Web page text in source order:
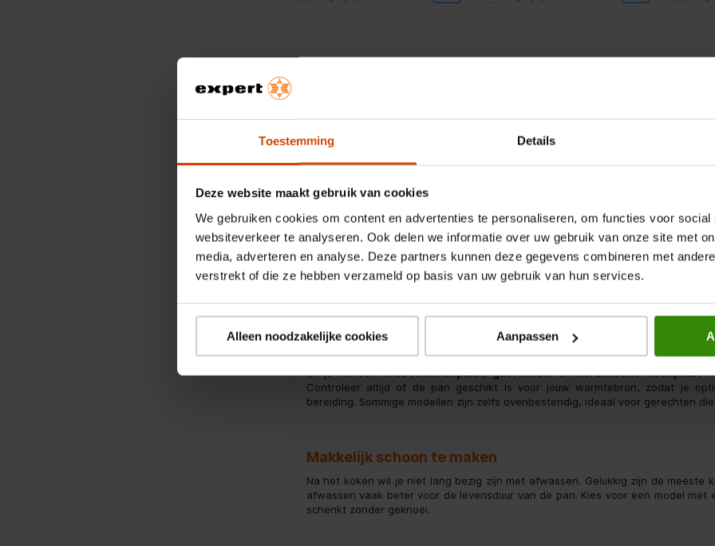
Toestemming Details
Deze website maakt gebruik van cookies
We gebruiken cookies om content en advertenties te personaliseren, om functies voor social
websiteverkeer te analyseren. Ook delen we informatie over uw gebruik van onze site met
media, adverteren en analyse. Deze partners kunnen deze gegevens combineren met
verstrekt of die ze hebben verzameld op basis van uw gebruik van hun services.
Alleen noodzakelijke cookies Aanpassen
Perfecte bakresultaten met een koekenpan van 28 cm
bereid je moeiteloos de lekkerste
goudbruine pannenkoek wilt bakken, deze pan biedt genoeg ruimte en een
meerdere ingrediënten tegelijk bakken zonder dat ze tegen elkaar aan plakken.
Duurzaam en krasbestendig
Een goede koekenpan gaat jarenlang mee. Kies je voor een pan met een
en blijft je eten niet plakken. Veel modellen zijn gemaakt vanrobuust
Of je nu eeninductiekookplaat, gasfornuis of keramische kookplaat
Controleer altijd of de pan geschikt is voor jouw warmtebron, zodat je
bereiding. Sommige modellen zijn zelfs ovenbestendig, ideaal voor gerechten
Makkelijk schoon te maken
Na het koken wil je niet lang bezig zijn met afwassen. Gelukkig zijn de meeste
afwassen vaak beter voor de levensduur van de pan. Kies voor een model
schenkt zonder geknoei.